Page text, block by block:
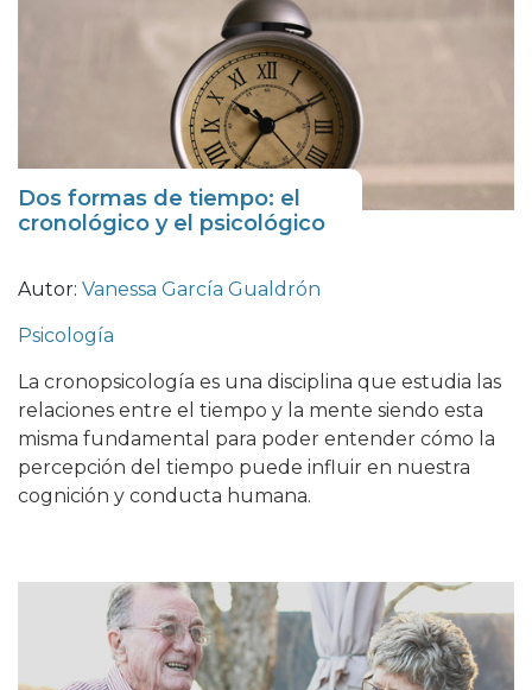
Dos formas de tiempo: el
cronológico y el psicológico
Autor: Vanessa García Gualdrón
Psicología
La cronopsicología es una disciplina que estudia las
relaciones entre el tiempo y la mente siendo esta
misma fundamental para poder entender cómo la
percepción del tiempo puede influir en nuestra
cognición y conducta humana.